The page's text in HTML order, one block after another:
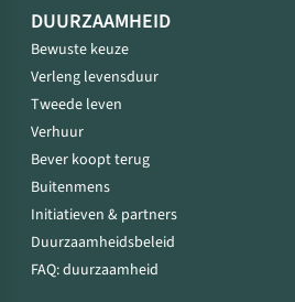
DUURZAAMHEID
Bewuste keuze
Verleng levensduur
Tweede leven
Verhuur
Bever koopt terug
Buitenmens
Initiatieven & partners
Duurzaamheidsbeleid
FAQ: duurzaamheid